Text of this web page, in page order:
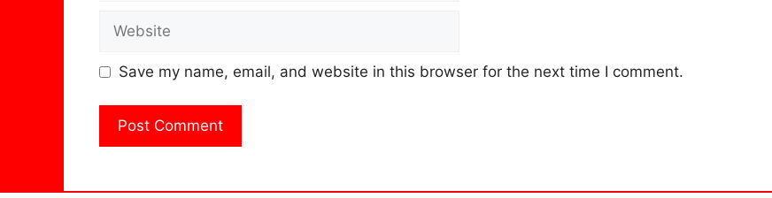
Save my name, email, and website in this browser for the next time I comment.